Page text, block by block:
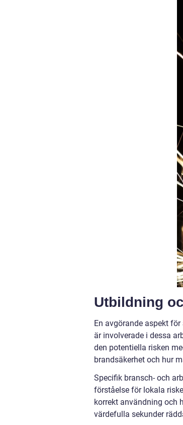
Utbildning
En avgörande aspekt
är involverade i dessa
den potentiella risken
brandsäkerhet och hur
Specifik bransch- och
förståelse för lokala
korrekt användning och
värdefulla sekunder